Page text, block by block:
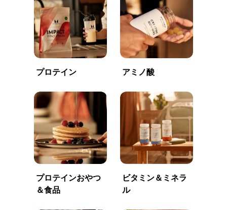
プロテイン アミノ酸
プロテインおやつ
＆食品
ビタミン＆ミネラ
ル